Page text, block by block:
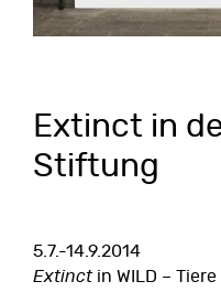
Extinct in
Stiftung
5.7.-14.9.2014
Extinctin WILD –